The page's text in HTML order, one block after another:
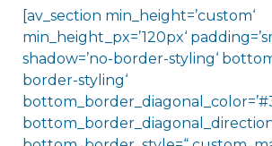
[av_section min_height=’custom‘
min_height_px=’120px‘
shadow=’no-border-styling‘
border-styling‘